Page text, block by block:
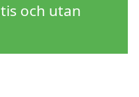
och utan